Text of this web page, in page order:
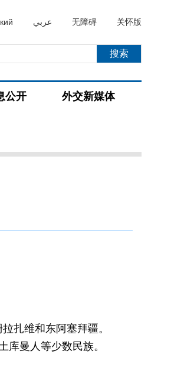
عربي 无障碍 关怀版
公开 外交新媒体
扎维和东阿塞拜疆。
曼人等少数民族。